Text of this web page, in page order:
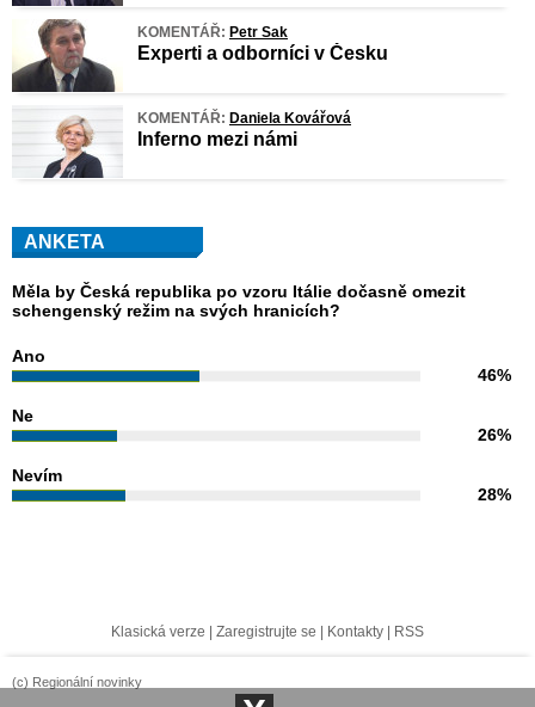
KOMENTÁŘ: Petr Sak
Experti a odborníci v Česku
KOMENTÁŘ: Daniela Kovářová
Inferno mezi námi
ANKETA
Měla by Česká republika po vzoru Itálie dočasně omezit
schengenský režim na svých hranicích?
Ano
46%
Ne
26%
Nevím
28%
Klasická verze | Zaregistrujte se | Kontakty | RSS
(c) Regionální novinky